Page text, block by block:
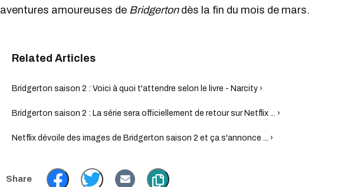
aventures amoureuses de Bridgerton dès la fin du mois de mars.
Bridgerton saison 2 : Voici à quoi t'attendre selon le livre - Narcity ›
Bridgerton saison 2 : La série sera officiellement de retour sur Netflix ... ›
Netflix dévoile des images de Bridgerton saison 2 et ça s'annonce ... ›